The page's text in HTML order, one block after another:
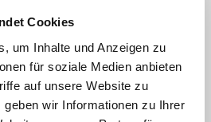
Cookies
um Inhalte und Anzeigen zu
für soziale Medien anbieten
auf unsere Website zu
wir Informationen zu Ihrer